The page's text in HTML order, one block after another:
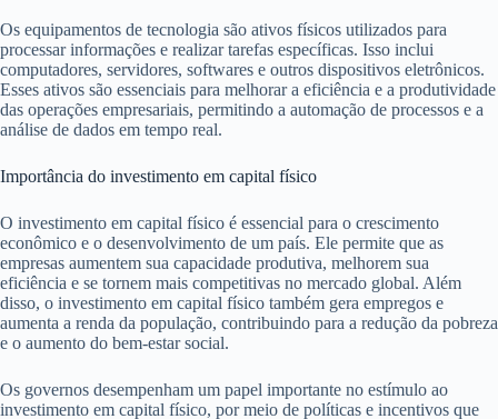
Os equipamentos de tecnologia são ativos físicos utilizados para
processar informações e realizar tarefas específicas. Isso inclui
computadores, servidores, softwares e outros dispositivos eletrônicos.
Esses ativos são essenciais para melhorar a eficiência e a produtividade
das operações empresariais, permitindo a automação de processos e a
análise de dados em tempo real.
Importância do investimento em capital físico
O investimento em capital físico é essencial para o crescimento
econômico e o desenvolvimento de um país. Ele permite que as
empresas aumentem sua capacidade produtiva, melhorem sua
eficiência e se tornem mais competitivas no mercado global. Além
disso, o investimento em capital físico também gera empregos e
aumenta a renda da população, contribuindo para a redução da pobreza
e o aumento do bem-estar social.
Os governos desempenham um papel importante no estímulo ao
investimento em capital físico, por meio de políticas e incentivos que